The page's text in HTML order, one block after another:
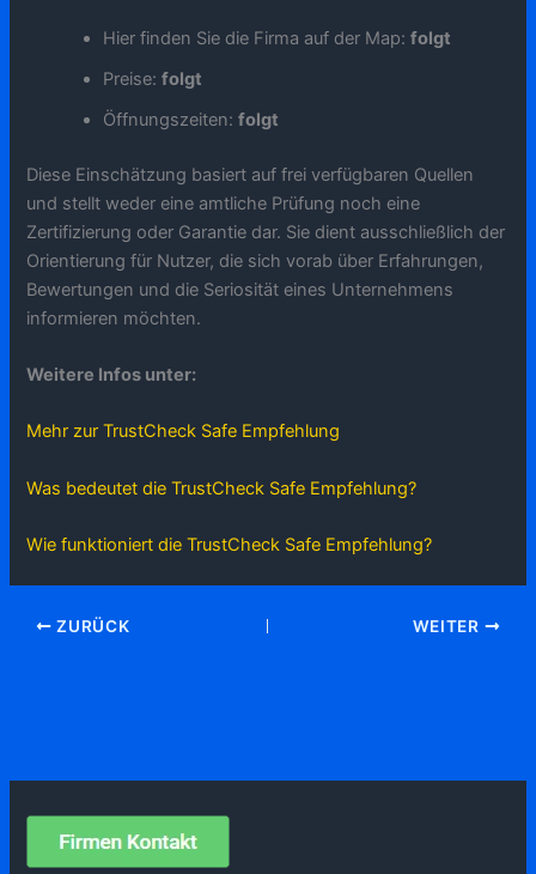
Hier finden Sie die Firma auf der Map:folgt
Preise:folgt
Öffnungszeiten:folgt
Diese Einschätzung basiert auf frei verfügbaren Quellen
und stellt weder eine amtliche Prüfung noch eine
Zertifizierung oder Garantie dar. Sie dient ausschließlich der
Orientierung für Nutzer, die sich vorab über Erfahrungen,
Bewertungen und die Seriosität eines Unternehmens
informieren möchten.
Weitere Infos unter:
Mehr zur TrustCheck Safe Empfehlung
Was bedeutet die TrustCheck Safe Empfehlung?
Wie funktioniert die TrustCheck Safe Empfehlung?
ZURÜCK WEITER